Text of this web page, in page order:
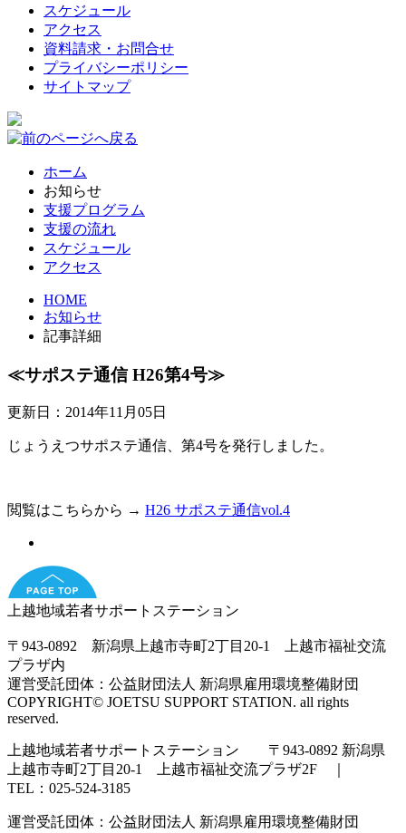
スケジュール
アクセス
資料請求・お問合せ
プライバシーポリシー
サイトマップ
ホーム
お知らせ
支援プログラム
支援の流れ
スケジュール
アクセス
HOME
お知らせ
記事詳細
≪サポステ通信 H26第4号≫
更新日：2014年11月05日
じょうえつサポステ通信、第4号を発行しました。
閲覧はこちらから → H26 サポステ通信vol.4
上越地域若者サポートステーション
〒943-0892 新潟県上越市寺町2丁目20-1 上越市福祉交流
プラザ内
運営受託団体：公益財団法人 新潟県雇用環境整備財団
COPYRIGHT© JOETSU SUPPORT STATION. all rights
reserved.
上越地域若者サポートステーション 〒943-0892 新潟県
上越市寺町2丁目20-1 上越市福祉交流プラザ2F ｜
TEL：025-524-3185
運営受託団体：公益財団法人 新潟県雇用環境整備財団